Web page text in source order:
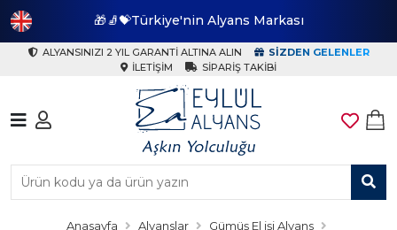
🎁🧦💝Türkiye'nin Alyans Markası
ALYANSINIZI 2 YIL GARANTI ALTINA ALIN
SIZDEN GELENLER
İLETIŞIM
SIPARIŞ TAKIBI
Anasayfa Alyanslar
Gümüş El işi Alyans